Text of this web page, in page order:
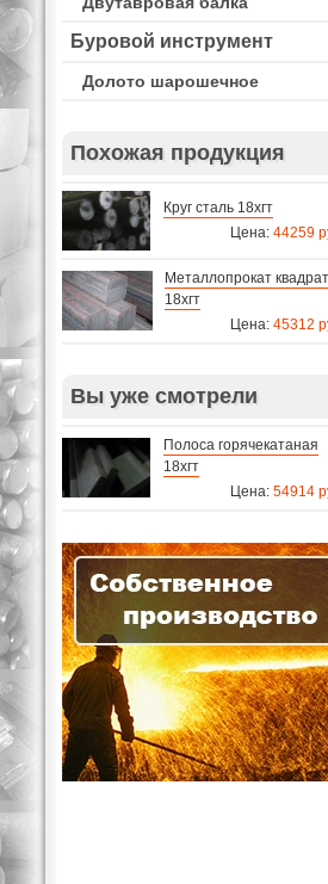
Буровой инструмент
Долото шарошечное
Похожая продукция
Круг сталь 18хгт
Цена: 44259
Металлопрокат квадрат
18хгт
Цена: 45312
Вы уже смотрели
Полоса горячекатаная
18хгт
Цена: 54914